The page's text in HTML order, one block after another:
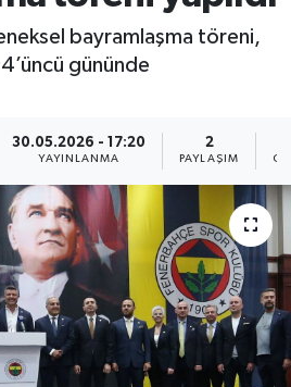
bayramlaşma töreni,
gününde
30.05.2026 - 17:20
YAYINLANMA
2
PAYLAŞIM